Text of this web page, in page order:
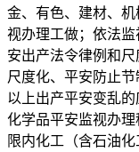
金、有色、建材、
视办理工做；依法
安出产法令律例和
尺度化、平安防止
以上出产平安变乱的
化学品平安监视办
限内化工（含石油